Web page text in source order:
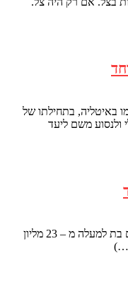
באיטליה, בתחילתו של
ולנסוע משם ליעד
ברוכים הבאים לשנחאי, העיר הגדולה בעולם בת למעלה מ – 23 מליון